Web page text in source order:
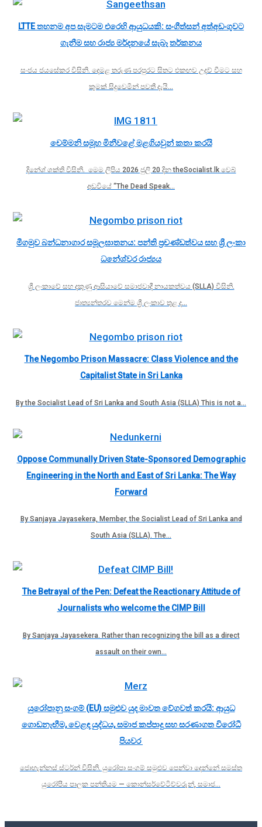
LTTE තහනම අප සැමටම එරෙහි ආයුධයකි: සංගීත්සන් අත්අඩංගුවට
ගැනීම සහ රාජ්‍ය මර්දනයේ සැබෑ තර්කනය
සංජය ජයසේකර විසිනි. දෙමළ තරුණ පරපුරට සිතට එකඟව උදව් වීමට සහ
කුමක් සිදුවෙමින් පවතී දැයි…
චෙම්මනි සමූහ මිනීවළේ මළගියවුන් කතා කරයි
දිනේශ් ශක්ති විසිනි. මෙම ලිපිය 2026 ජුලි 20 දින theSocialist.lk වෙබ්
අඩවියේ “The Dead Speak…
මීගමුව බන්ධනාගාර සමූලඝාතනය: පන්ති ප්‍රචණ්ඩත්වය සහ ශ්‍රී ලංකා
ධනේශ්වර රාජ්‍යය
ශ්‍රී ලංකාවේ සහ දකුණු ආසියාවේ සමාජවාදී නායකත්වය (SLLA) විසිනි.
ජාත්‍යන්තරව මෙන්ම ශ්‍රී ලංකාව තුළ ද…
The Negombo Prison Massacre: Class Violence and the
Capitalist State in Sri Lanka
By the Socialist Lead of Sri Lanka and South Asia (SLLA) This is not a…
Oppose Communally Driven State-Sponsored Demographic
Engineering in the North and East of Sri Lanka: The Way
Forward
By Sanjaya Jayasekera, Member, the Socialist Lead of Sri Lanka and
South Asia (SLLA). The…
The Betrayal of the Pen: Defeat the Reactionary Attitude of
Journalists who welcome the CIMP Bill
By Sanjaya Jayasekera. Rather than recognizing the bill as a direct
assault on their own…
යුරෝපානු සංගම් (EU) සමුළුව යුද මාවත වේගවත් කරයි: ආයුධ
ගොඩනැඟීම, වෙළඳ යුද්ධය, සමාජ කප්පාදු සහ සරණාගත විරෝධී
පියවර
ජොහැන්නස් ස්ටර්න් විසිනි. යුරෝපා සංගම් සමුළුව පෙන්වා දෙන්නේ සමස්ත
යුරෝපීය පාලක පන්තියම — කොන්සර්වේටිව්වරුන්, සමාජ…